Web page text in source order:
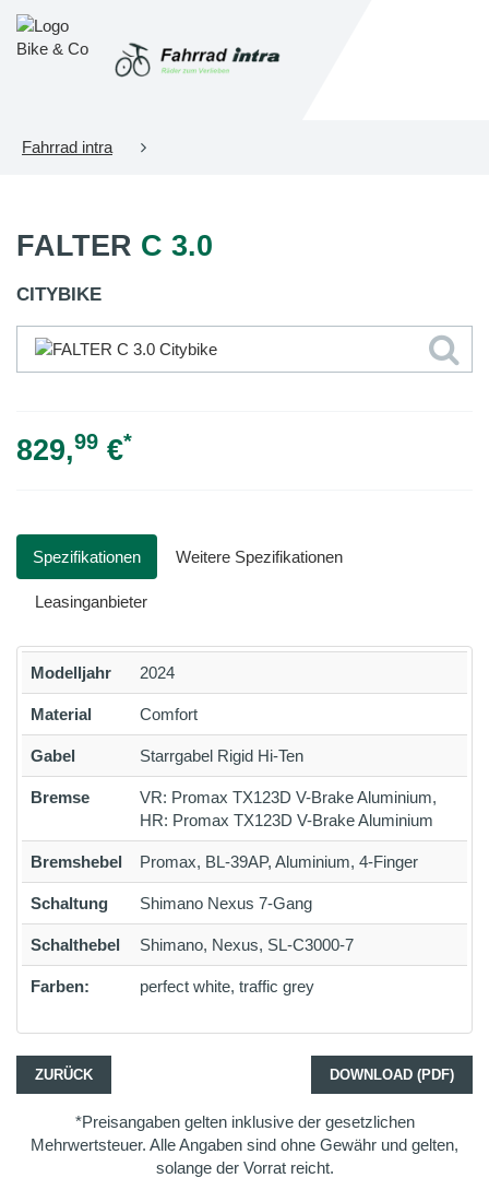
Fahrrad intra
FALTER C 3.0
CITYBIKE
829,99 €*
Spezifikationen Weitere Spezifikationen
Leasinganbieter
Modelljahr 2024
Material Comfort
Gabel Starrgabel Rigid Hi-Ten
Bremse
VR: Promax TX123D V-Brake Aluminium,
HR: Promax TX123D V-Brake Aluminium
Bremshebel Promax, BL-39AP, Aluminium, 4-Finger
Schaltung Shimano Nexus 7-Gang
Schalthebel Shimano, Nexus, SL-C3000-7
Farben: perfect white, traffic grey
ZURÜCK DOWNLOAD (PDF)
*Preisangaben gelten inklusive der gesetzlichen
Mehrwertsteuer. Alle Angaben sind ohne Gewähr und gelten,
solange der Vorrat reicht.